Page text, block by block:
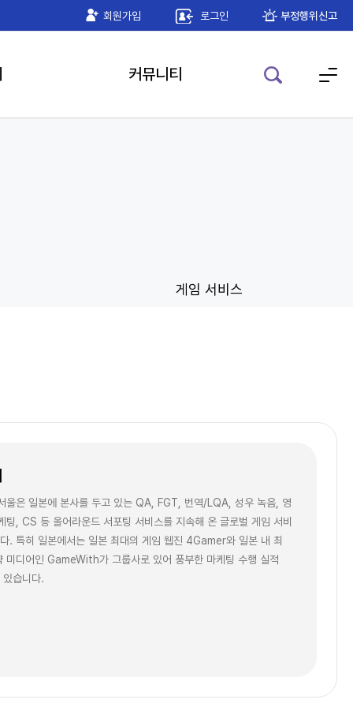
기 공인인증 모듈 안내 2026-05-22
회원가입 로그인 부정행위신고
커뮤니티
게임 서비스
울은 일본에 본사를 두고 있는 QA, FGT, 번역/LQA, 성우 녹음, 영
팅, CS 등 올어라운드 서포팅 서비스를 지속해 온 글로벌 게임 서비
. 특히 일본에서는 일본 최대의 게임 웹진 4Gamer와 일본 내 최
미디어인 GameWith가 그룹사로 있어 풍부한 마케팅 수행 실적
있습니다.